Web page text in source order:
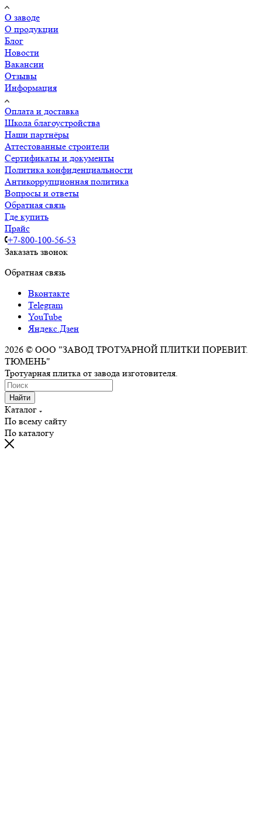
О заводе
О продукции
Блог
Новости
Вакансии
Отзывы
Информация
Оплата и доставка
Школа благоустройства
Наши партнёры
Аттестованные строители
Сертификаты и документы
Политика конфиденциальности
Антикоррупционная политика
Вопросы и ответы
Обратная связь
Где купить
Прайс
+7-800-100-56-53
Заказать звонок
Обратная связь
Вконтакте
Telegram
YouTube
Яндекс.Дзен
2026 © ООО "ЗАВОД ТРОТУАРНОЙ ПЛИТКИ ПОРЕВИТ.
ТЮМЕНЬ"
Тротуарная плитка от завода изготовителя.
Найти
Каталог
По всему сайту
По каталогу